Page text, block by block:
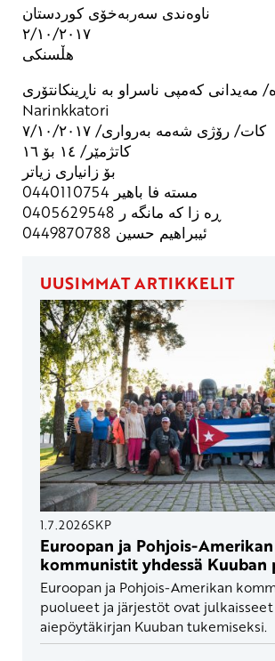
ناوەندی سەربەخۆی کوردستان
٢/١٠/٢٠١٧
هڵسنکی
مەیدانی کەمپی ناسراو بە ناڕینکانتۆری(
Narinkkatori
کات/ رۆژی شەمە بەرواری/ ٧/١٠/٢٠١٧
کاتژمێر/ ١٤ بۆ ١٦
بۆ زانیاری زیاتر
0440110754 مسته فا باهیر
0405629548 ڕه زا که مانگه ر
0449870788 ئیبراهیم حسین
UUSIMMAT ARTIKKELIT
1.7.2026SKP
Euroopan ja Pohjois-Amerikan
kommunistit yhdessä Kuuban
Euroopan ja Pohjois-Amerikan
puolueet ja järjestöt ovat
aiepöytäkirjan Kuuban tukemiseksi.